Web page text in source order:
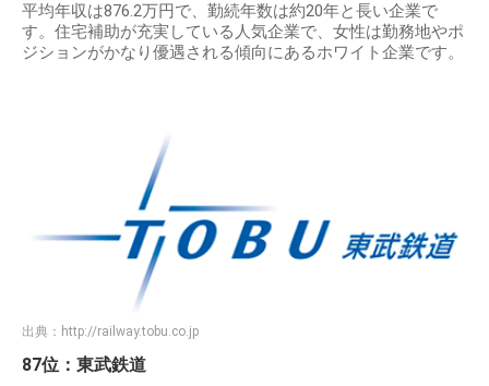
平均年収は876.2万円で、勤続年数は約20年と長い企業で
す。住宅補助が充実している人気企業で、女性は勤務地やポ
ジションがかなり優遇される傾向にあるホワイト企業です。
出典： http://railway.tobu.co.jp
87位：東武鉄道